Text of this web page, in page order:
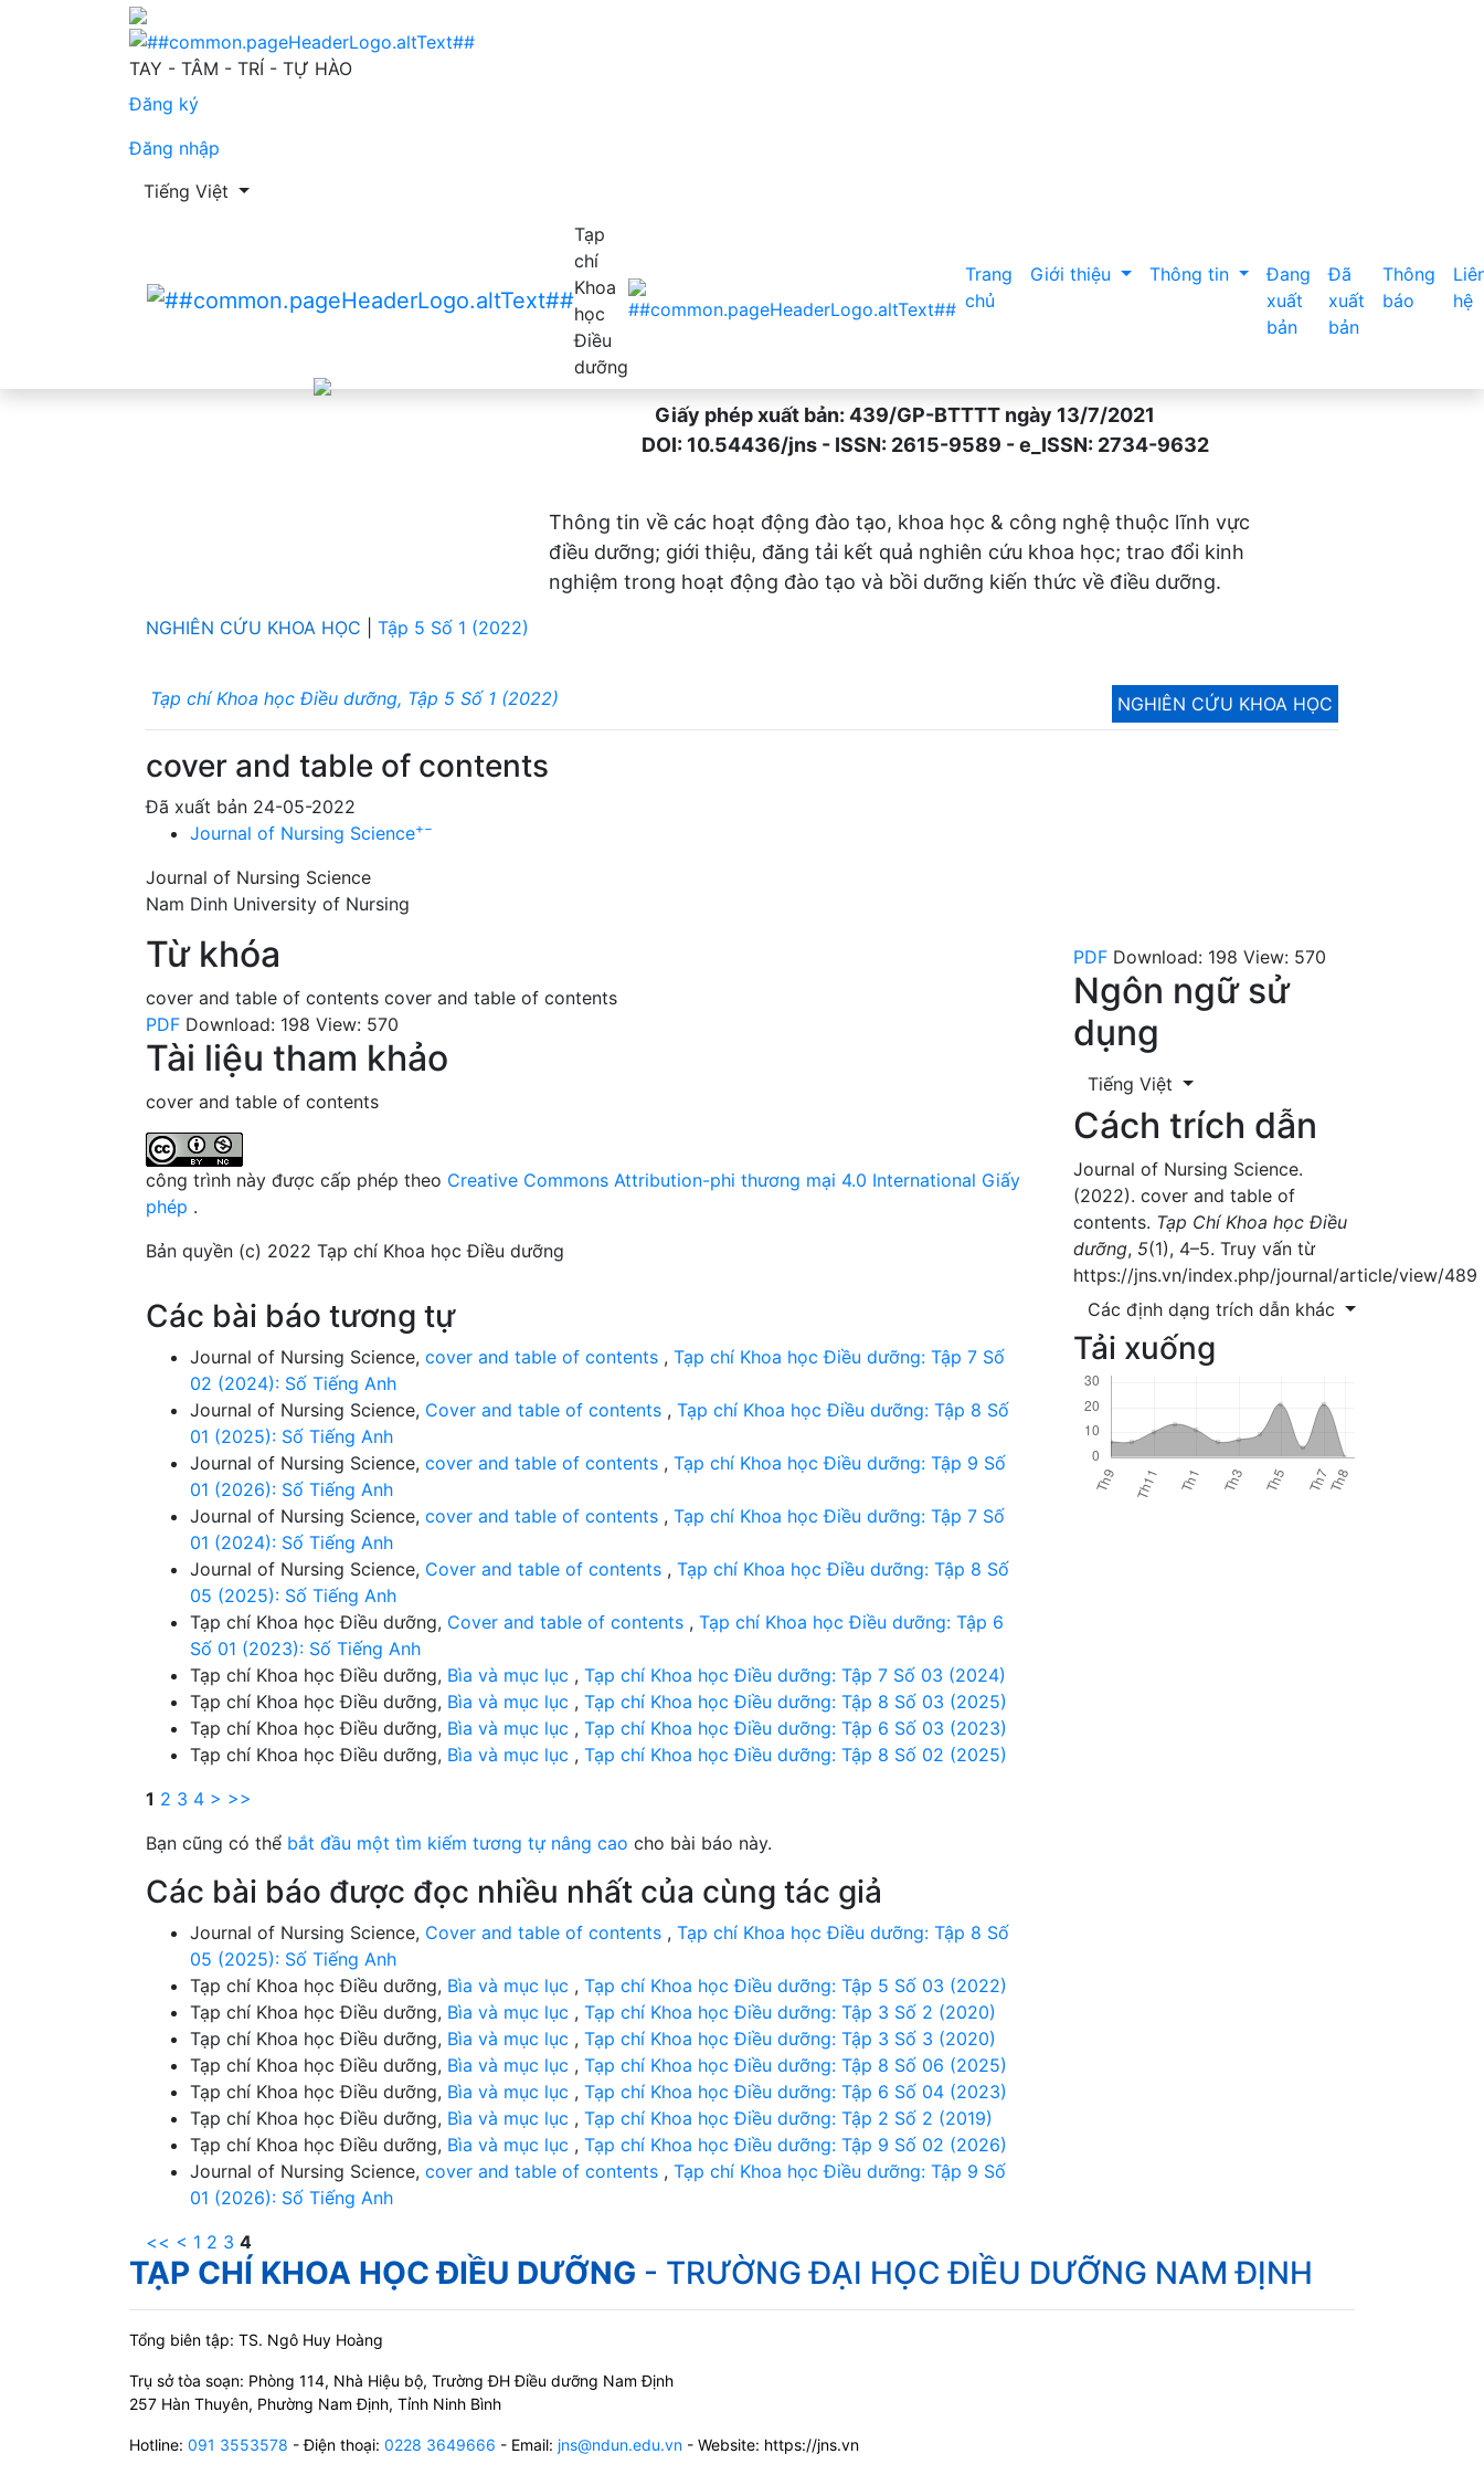
cover and table of contents
TAY - TÂM - TRÍ - TỰ HÀO
Đăng ký
Đăng nhập
Thay đổi ngôn ngữ. Ngôn ngữ hiện tại là:
Tiếng Việt
Tạp
chí
Khoa
học
Điều
dưỡng
Trang
chủ
Giới thiệu Thông tin
Đang
xuất
bản
Đã
xuất
bản
Thông
báo
hệ
Giấy phép xuất bản: 439/GP-BTTTT ngày 13/7/2021
DOI: 10.54436/jns - ISSN: 2615-9589 - e_ISSN: 2734-9632
Thông tin về các hoạt động đào tạo, khoa học & công nghệ thuộc lĩnh vực
điều dưỡng; giới thiệu, đăng tải kết quả nghiên cứu khoa học; trao đổi kinh
nghiệm trong hoạt động đào tạo và bồi dưỡng kiến thức về điều dưỡng.
NGHIÊN CỨU KHOA HỌC Tập 5 Số 1 (2022)
Tạp chí Khoa học Điều dưỡng, Tập 5 Số 1 (2022) NGHIÊN CỨU KHOA HỌC
cover and table of contents
Đã xuất bản 24-05-2022
Journal of Nursing Science+−
Journal of Nursing Science
Nam Dinh University of Nursing
PDF Download: 198 View: 570
Ngôn ngữ sử
dụng
Tiếng Việt
Cách trích dẫn
Journal of Nursing Science.
(2022). cover and table of
contents. Tạp Chí Khoa học Điều
dưỡng, 5(1), 4–5. Truy vấn từ
https://jns.vn/index.php/journal/article/view/489
Các định dạng trích dẫn khác
Tải xuống
Từ khóa
cover and table of contents cover and table of contents
PDF Download: 198 View: 570
Tài liệu tham khảo
cover and table of contents
công trình này được cấp phép theo Creative Commons Attribution-phi thương mại 4.0 International Giấy
phép .
Bản quyền (c) 2022 Tạp chí Khoa học Điều dưỡng
Các bài báo tương tự
Journal of Nursing Science, cover and table of contents , Tạp chí Khoa học Điều dưỡng: Tập 7 Số
02 (2024): Số Tiếng Anh
Journal of Nursing Science, Cover and table of contents , Tạp chí Khoa học Điều dưỡng: Tập 8 Số
01 (2025): Số Tiếng Anh
Journal of Nursing Science, cover and table of contents , Tạp chí Khoa học Điều dưỡng: Tập 9 Số
01 (2026): Số Tiếng Anh
Journal of Nursing Science, cover and table of contents , Tạp chí Khoa học Điều dưỡng: Tập 7 Số
01 (2024): Số Tiếng Anh
Journal of Nursing Science, Cover and table of contents , Tạp chí Khoa học Điều dưỡng: Tập 8 Số
05 (2025): Số Tiếng Anh
Tạp chí Khoa học Điều dưỡng, Cover and table of contents , Tạp chí Khoa học Điều dưỡng: Tập 6
Số 01 (2023): Số Tiếng Anh
Tạp chí Khoa học Điều dưỡng, Bìa và mục lục , Tạp chí Khoa học Điều dưỡng: Tập 7 Số 03 (2024)
Tạp chí Khoa học Điều dưỡng, Bìa và mục lục , Tạp chí Khoa học Điều dưỡng: Tập 8 Số 03 (2025)
Tạp chí Khoa học Điều dưỡng, Bìa và mục lục , Tạp chí Khoa học Điều dưỡng: Tập 6 Số 03 (2023)
Tạp chí Khoa học Điều dưỡng, Bìa và mục lục , Tạp chí Khoa học Điều dưỡng: Tập 8 Số 02 (2025)
1 2 3 4 > >>
Bạn cũng có thể bắt đầu một tìm kiếm tương tự nâng cao cho bài báo này.
Các bài báo được đọc nhiều nhất của cùng tác giả
Journal of Nursing Science, Cover and table of contents , Tạp chí Khoa học Điều dưỡng: Tập 8 Số
05 (2025): Số Tiếng Anh
Tạp chí Khoa học Điều dưỡng, Bìa và mục lục , Tạp chí Khoa học Điều dưỡng: Tập 5 Số 03 (2022)
Tạp chí Khoa học Điều dưỡng, Bìa và mục lục , Tạp chí Khoa học Điều dưỡng: Tập 3 Số 2 (2020)
Tạp chí Khoa học Điều dưỡng, Bìa và mục lục , Tạp chí Khoa học Điều dưỡng: Tập 3 Số 3 (2020)
Tạp chí Khoa học Điều dưỡng, Bìa và mục lục , Tạp chí Khoa học Điều dưỡng: Tập 8 Số 06 (2025)
Tạp chí Khoa học Điều dưỡng, Bìa và mục lục , Tạp chí Khoa học Điều dưỡng: Tập 6 Số 04 (2023)
Tạp chí Khoa học Điều dưỡng, Bìa và mục lục , Tạp chí Khoa học Điều dưỡng: Tập 2 Số 2 (2019)
Tạp chí Khoa học Điều dưỡng, Bìa và mục lục , Tạp chí Khoa học Điều dưỡng: Tập 9 Số 02 (2026)
Journal of Nursing Science, cover and table of contents , Tạp chí Khoa học Điều dưỡng: Tập 9 Số
01 (2026): Số Tiếng Anh
<< < 1 2 3 4
TẠP CHÍ KHOA HỌC ĐIỀU DƯỠNG - TRƯỜNG ĐẠI HỌC ĐIỀU DƯỠNG NAM ĐỊNH
Tổng biên tập: TS. Ngô Huy Hoàng
Trụ sở tòa soạn: Phòng 114, Nhà Hiệu bộ, Trường ĐH Điều dưỡng Nam Định
257 Hàn Thuyên, Phường Nam Định, Tỉnh Ninh Bình
Hotline: 091 3553578 - Điện thoại: 0228 3649666 - Email: jns@ndun.edu.vn - Website: https://jns.vn